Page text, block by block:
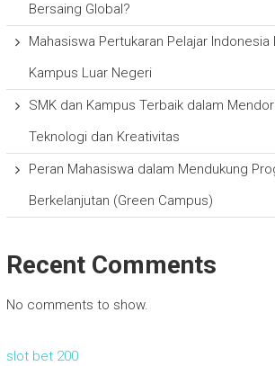
Bersaing Global?
Mahasiswa Pertukaran Pelajar
Kampus Luar Negeri
SMK dan Kampus Terbaik dalam
Teknologi dan Kreativitas
Peran Mahasiswa dalam Mendukung
Berkelanjutan (Green Campus)
Recent Comments
No comments to show.
slot bet 200